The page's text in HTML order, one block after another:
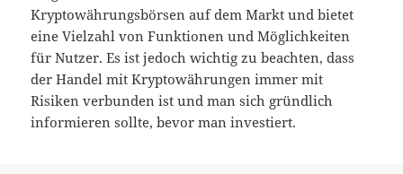
Kryptowährungsbörsen auf dem Markt und bietet
eine Vielzahl von Funktionen und Möglichkeiten
für Nutzer. Es ist jedoch wichtig zu beachten, dass
der Handel mit Kryptowährungen immer mit
Risiken verbunden ist und man sich gründlich
informieren sollte, bevor man investiert.